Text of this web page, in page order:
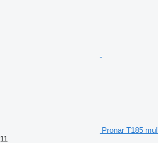
Pronar T185
11